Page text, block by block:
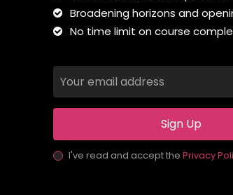
Broadening horizons and
No time limit on course
Sign Up
I've read and accept the Privacy